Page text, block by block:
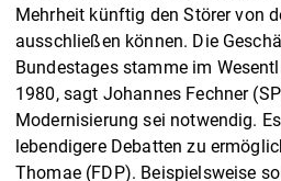
Mehrheit künftig den Störer von
ausschließen können. Die
Bundestages stamme im
1980, sagt Johannes Fechner
Modernisierung sei notwendig.
lebendigere Debatten zu
Thomae (FDP). Beispielsweise